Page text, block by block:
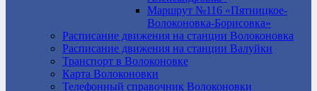
Маршрут №116 «Пятницкое-
Волоконовка-Борисовка»
Расписание движения на станции Волоконовка
Расписание движения на станции Валуйки
Транспорт в Волоконовке
Карта Волоконовки
Телефонный справочник Волоконовки